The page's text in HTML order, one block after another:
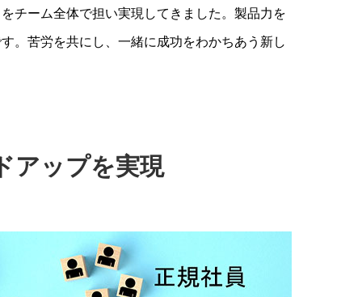
チーム全体で担い実現してきました。製品力を
。苦労を共にし、一緒に成功をわかちあう新し
アップを実現